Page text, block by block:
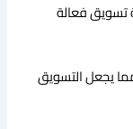
تسويق فعالة
يجعل التسويق